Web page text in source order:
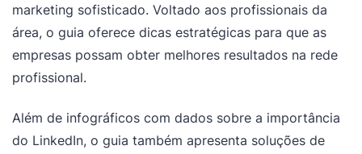
marketing sofisticado. Voltado aos profissionais da
área, o guia oferece dicas estratégicas para que as
empresas possam obter melhores resultados na rede
profissional.
Além de infográficos com dados sobre a importância
do LinkedIn, o guia também apresenta soluções de